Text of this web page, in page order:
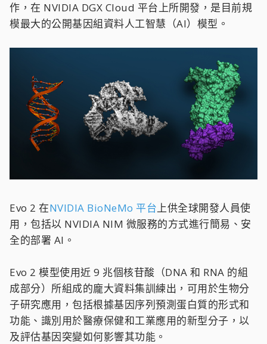
作，在 NVIDIA DGX Cloud 平台上所開發，是目前規
模最大的公開基因組資料人工智慧（AI）模型。
Evo 2 在NVIDIA BioNeMo 平台上供全球開發人員使
用，包括以 NVIDIA NIM 微服務的方式進行簡易、安
全的部署 AI。
Evo 2 模型使用近 9 兆個核苷酸（DNA 和 RNA 的組
成部分）所組成的龐大資料集訓練出，可用於生物分
子研究應用，包括根據基因序列預測蛋白質的形式和
功能、識別用於醫療保健和工業應用的新型分子，以
及評估基因突變如何影響其功能。